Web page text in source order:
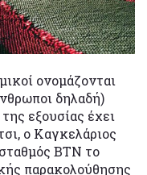
ονομάζονται
δηλαδή)
εξουσίας έχει
ο Καγκελάριος
BTN το
παρακολούθησης